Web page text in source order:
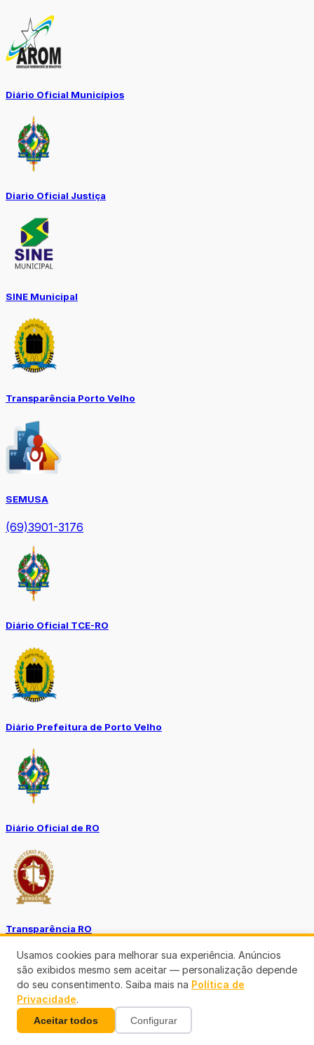
Diário Oficial Municípios
Diario Oficial Justiça
SINE Municipal
Transparência Porto Velho
SEMUSA
(69)3901-3176
Diário Oficial TCE-RO
Diário Prefeitura de Porto Velho
Diário Oficial de RO
Transparência RO
Tô no Controle TCE-RO
Usamos cookies para melhorar sua experiência. Anúncios
são exibidos mesmo sem aceitar — personalização depende
do seu consentimento. Saiba mais na Política de
Privacidade.
Aceitar todos Configurar